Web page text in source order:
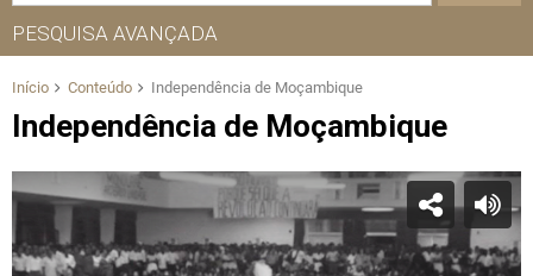
PESQUISA AVANÇADA
Início Conteúdo Independência de Moçambique
Independência de Moçambique